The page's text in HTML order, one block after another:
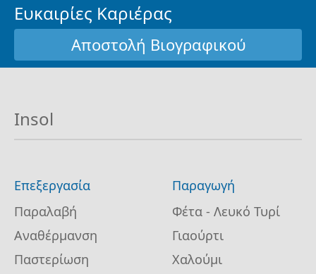
Ευκαιρίες Καριέρας
Αποστολή Βιογραφικού
Insol
Επεξεργασία
Παραλαβή
Αναθέρμανση
Παστερίωση
Παραγωγή
Φέτα - Λευκό Τυρί
Γιαούρτι
Χαλούμι